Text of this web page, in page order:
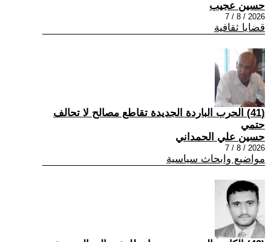
حسين عجيب
2026 / 8 / 7
قضايا ثقافية
(41) الحرب الباردة الجديدة تقاطع مصالح لا تحالف
حتمي
حسين علي الحمداني
2026 / 8 / 7
مواضيع وابحاث سياسية